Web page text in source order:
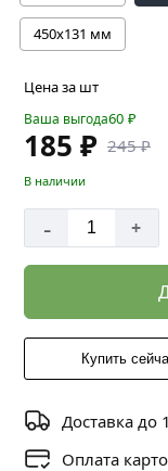
450x131 мм
Цена за шт
Ваша выгода60 ₽
185 ₽ 245 ₽
В наличии
- +
Купить
Доставка до
Оплата